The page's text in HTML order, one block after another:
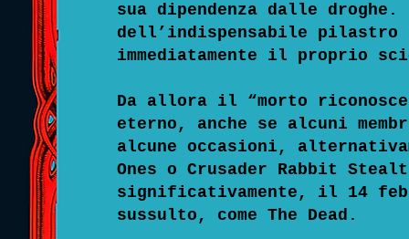
sua dipendenza dalle
dell’indispensabile pilastro
immediatamente il proprio
Da allora il “morto
eterno, anche se alcuni
alcune occasioni,
Ones o Crusader Rabbit
significativamente, il 14
sussulto, come The Dead.